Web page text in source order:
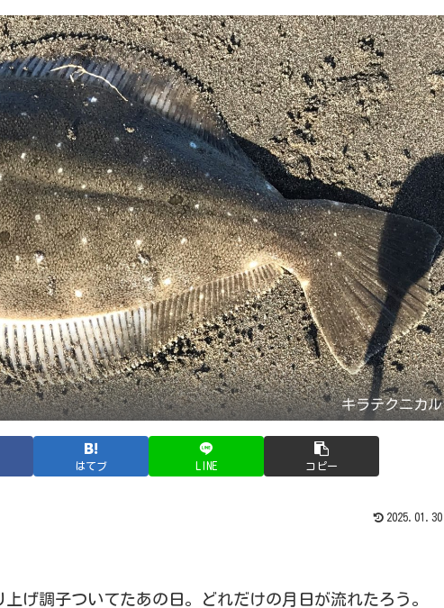
キラテクニカル
はてブ LINE コピー
2025.01.30
げ調子ついてたあの日。どれだけの月日が流れたろう。